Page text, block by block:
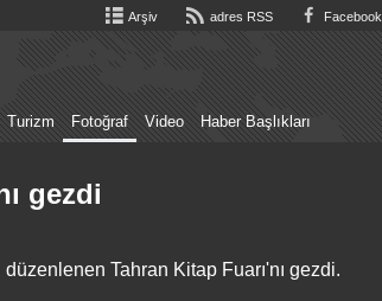
Arşiv adres RSS Facebook
Turizm Fotoğraf Video Haber Başlıkları
gezdi
Tahran Kitap Fuarı'nı gezdi.